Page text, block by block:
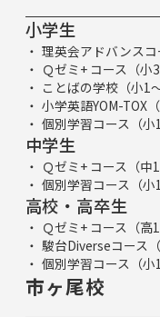
小学生
理英会アドバンスコ
Ｑゼミ+ コース（小3
ことばの学校（小1～
小学英語YOM-TOX（
個別学習コース（小
中学生
Ｑゼミ+ コース（中1
個別学習コース（小
高校・高卒生
Ｑゼミ+ コース（高1
駿台Diverseコース
個別学習コース（小
市ヶ尾校